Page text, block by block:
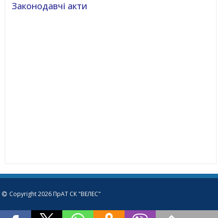
Законодавчі акти
Copyright 2026 ПрАТ СК "ВЕЛЕС"